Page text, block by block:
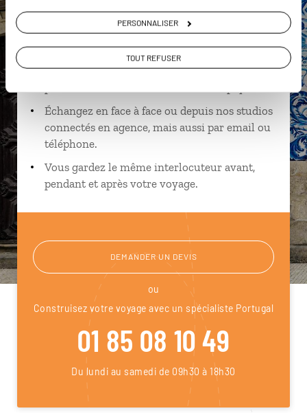
PERSONNALISER
TOUT REFUSER
Suivez vos envies et demandez conseils à nos
Ils sauront organiser votre itinéraire au plus
Échangez en face à face ou depuis nos studios
connectés en agence, mais aussi par email ou
téléphone.
Vous gardez le même interlocuteur avant,
pendant et après votre voyage.
DEMANDER UN DEVIS
ou
Construisez votre voyage avec un spécialiste Portugal
01 85 08 10 49
Du lundi au samedi de 09h30 à 18h30